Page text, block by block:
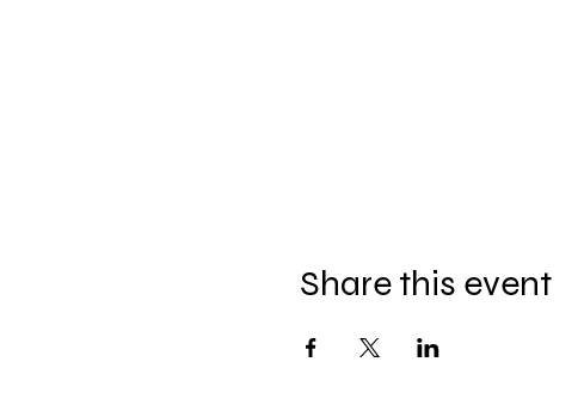
Share this event